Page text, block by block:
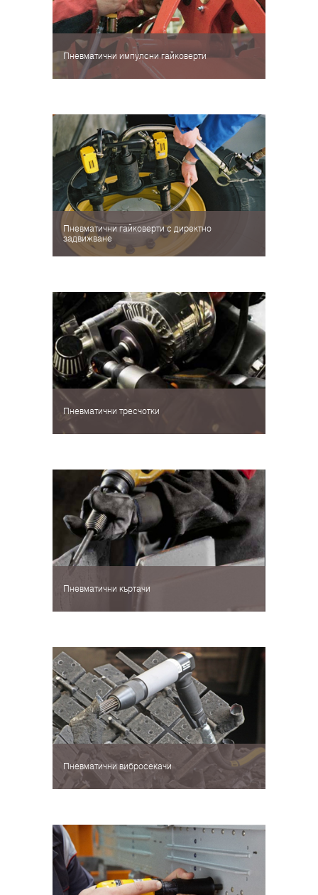
Пневматични импулсни гайковерти
Пневматични гайковерти с директно
задвижване
Пневматични тресчотки
Пневматични къртачи
Пневматични вибросекачи